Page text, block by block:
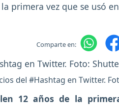
primera vez que se usó
Comparte en:
del #Hashtag en Twitter.
12 años de la